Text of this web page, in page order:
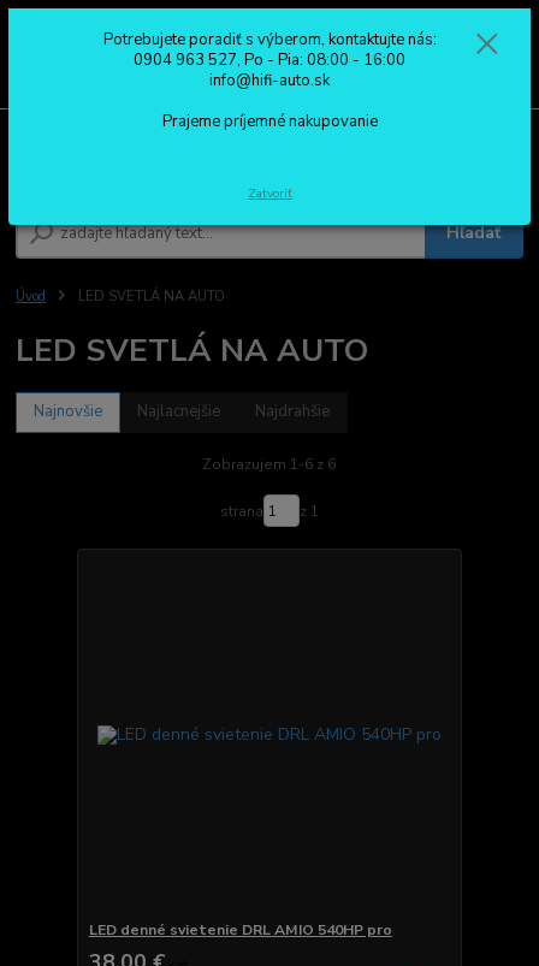
Hľadať
0904 963 527
Po - Pia: 08:00 - 16:00
Úvod LED SVETLÁ NA AUTO
LED SVETLÁ NA AUTO
Najnovšie Najlacnejšie Najdrahšie
Zobrazujem 1-6 z 6
strana z 1
LED denné svietenie DRL AMIO 540HP pro
Potrebujete poradiť s výberom, kontaktujte nás:
0904 963 527, Po - Pia: 08:00 - 16:00
info@hifi-auto.sk
Prajeme príjemné nakupovanie
Zatvoriť